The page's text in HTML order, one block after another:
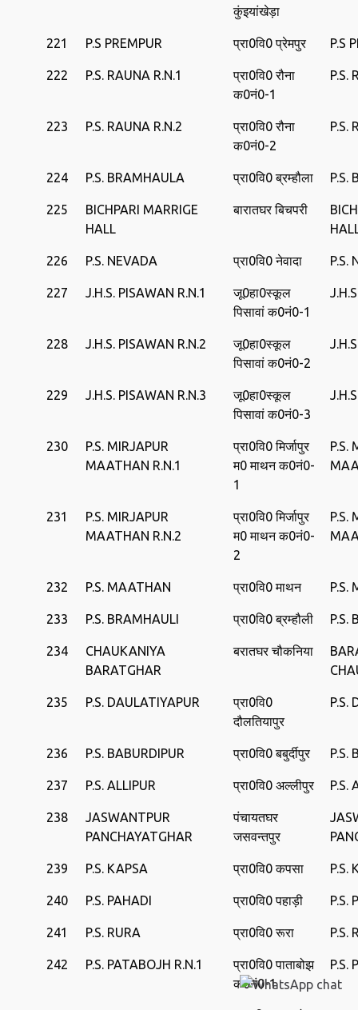
कुंइयांखेड़ा
221 P.S PREMPUR प्रा0वि0 प्रेमपुर P.S
222 P.S. RAUNA R.N.1
प्रा0वि0 रौना
क0नं0-1
P.S.
223 P.S. RAUNA R.N.2
प्रा0वि0 रौना
क0नं0-2
P.S.
224 P.S. BRAMHAULA प्रा0वि0 ब्रम्हौला P.S.
225
BICHPARI MARRIGE
HALL
बारातघर बिचपरी
226 P.S. NEVADA प्रा0वि0 नेवादा P.S.
227 J.H.S. PISAWAN R.N.1
जू0हा0स्‍कूल
पिसावां क0नं0-1
228 J.H.S. PISAWAN R.N.2
जू0हा0स्‍कूल
पिसावां क0नं0-2
229 J.H.S. PISAWAN R.N.3
जू0हा0स्‍कूल
पिसावां क0नं0-3
230
P.S. MIRJAPUR
MAATHAN R.N.1
प्रा0वि0 मिर्जापुर
म0 माथन क0नं0-
1
P.S.
231
P.S. MIRJAPUR
MAATHAN R.N.2
प्रा0वि0 मिर्जापुर
म0 माथन क0नं0-
2
P.S.
232 P.S. MAATHAN प्रा0वि0 माथन P.S.
233 P.S. BRAMHAULI प्रा0वि0 ब्रम्हौली P.S.
234
CHAUKANIYA
BARATGHAR
बरातघर चौकनिया
235 P.S. DAULATIYAPUR
प्रा0वि0
दौलतियापुर
P.S.
236 P.S. BABURDIPUR प्रा0वि0 बबुर्दीपुर P.S.
237 P.S. ALLIPUR प्रा0वि0 अल्लीपुर P.S.
238
JASWANTPUR
PANCHAYATGHAR
पंचायतघर
जसवन्तपुर
239 P.S. KAPSA प्रा0वि0 कपसा P.S.
240 P.S. PAHADI प्रा0वि0 पहाड़ी P.S.
241 P.S. RURA प्रा0वि0 रूरा P.S.
242 P.S. PATABOJH R.N.1
प्रा0वि0 पाताबोझ
क0नं0-1
P.S.